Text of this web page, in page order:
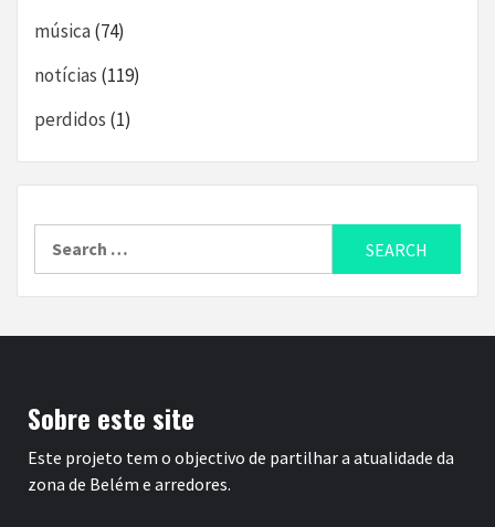
música(74)
notícias (119)
perdidos (1)
Sobre este site
Este projeto tem o objectivo de partilhar a atualidade da
zona de Belém e arredores.